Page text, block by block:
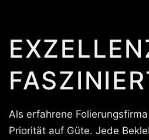
Als erfahrene
Priorität auf Güte. Jede